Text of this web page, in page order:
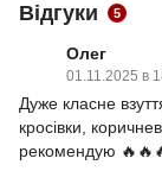
Відгуки 5
Олег
01.11.2025 в
Дуже класне
кросівки,
рекомендую